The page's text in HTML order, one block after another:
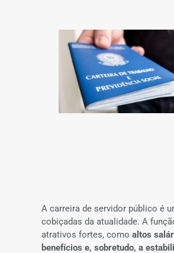
A carreira de servidor público é
cobiçadas da atualidade. A
atrativos fortes, como altos
benefícios e, sobretudo, a